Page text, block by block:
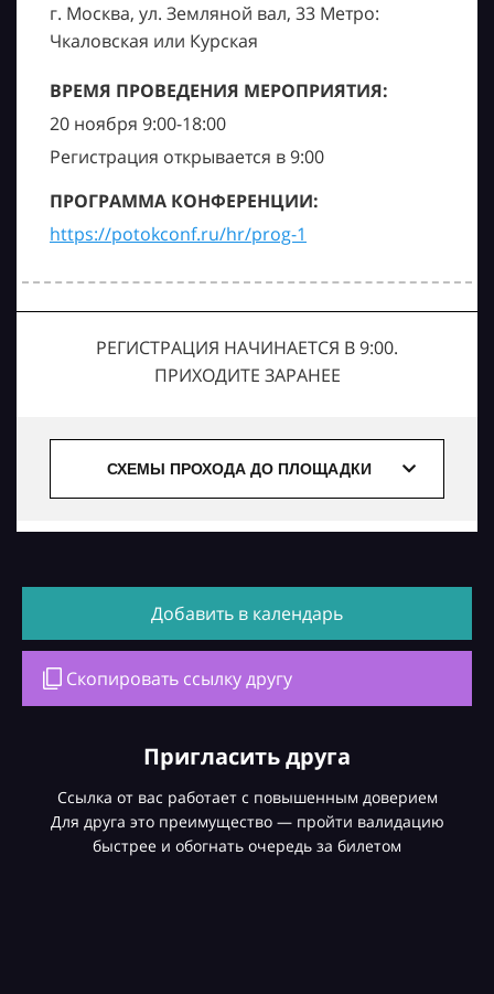
г. Москва, ул. Земляной вал, 33 Метро:
Чкаловская или Курская
ВРЕМЯ ПРОВЕДЕНИЯ МЕРОПРИЯТИЯ:
20 ноября 9:00-18:00
Регистрация открывается в 9:00
ПРОГРАММА КОНФЕРЕНЦИИ:
https://potokconf.ru/hr/prog-1
РЕГИСТРАЦИЯ НАЧИНАЕТСЯ В 9:00.
ПРИХОДИТЕ ЗАРАНЕЕ
СХЕМЫ ПРОХОДА ДО ПЛОЩАДКИ
Добавить в календарь
Скопировать ссылку другу
Пригласить друга
Ссылка от вас работает с повышенным доверием
Для друга это преимущество — пройти валидацию
быстрее и обогнать очередь за билетом